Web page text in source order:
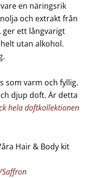
en näringsrik
och extrakt från
ger ett långvarigt
utan alkohol.
som varm och fyllig.
djup doft. Är detta
hela doftkollektionen
Hair & Body kit